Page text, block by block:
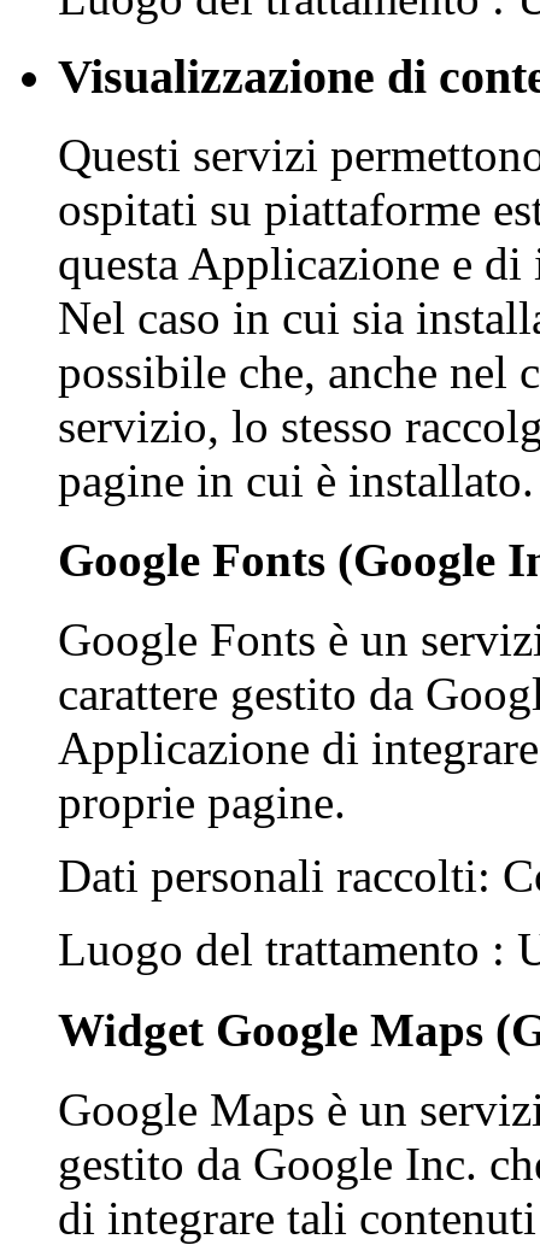
Visualizzazione di
Questi servizi
ospitati su piattaforme
questa Applicazione e di
Nel caso in cui sia
possibile che, anche
servizio, lo stesso
pagine in cui è installato.
Google Fonts (Google
Google Fonts è un
carattere gestito da
Applicazione di
proprie pagine.
Dati personali raccolti:
Luogo del trattamento :
Widget Google Maps
Google Maps è un
gestito da Google Inc.
di integrare tali